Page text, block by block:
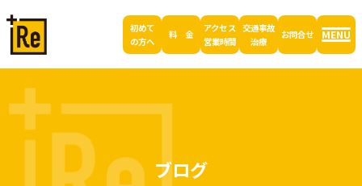
初めて
の方へ
料 金
アクセス
営業時間
交通事故
治療
お問合せ MENU
ブログ